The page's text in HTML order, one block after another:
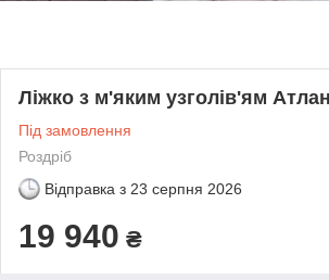
Ліжко з м'яким узголів'ям
Під замовлення
Роздріб
Відправка з 23 серпня 2026
19 940 ₴